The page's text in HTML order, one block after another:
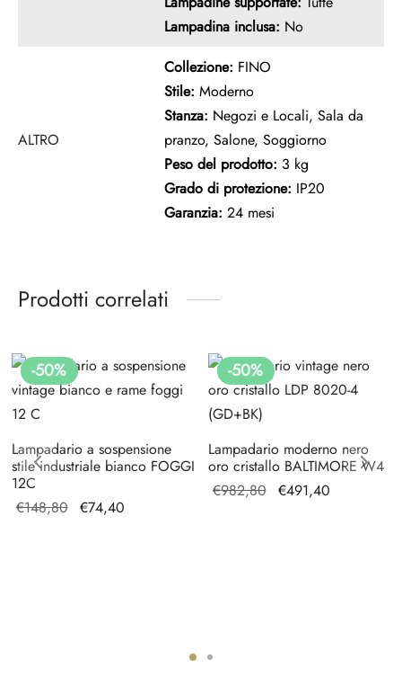
Lampadina inclusa: No
ALTRO
Collezione: FINO
Stile: Moderno
Stanza: Negozi e Locali, Sala da
pranzo, Salone, Soggiorno
Peso del prodotto: 3 kg
Grado di protezione: IP20
Garanzia: 24 mesi
Prodotti correlati
-50%
Lampadario a sospensione
stile industriale bianco FOGGI
12C
€148,80 Il prezzo
€74,40
-50%
Lampadario moderno nero
oro cristallo BALTIMORE W4
€982,80 Il prezzo
€491,40